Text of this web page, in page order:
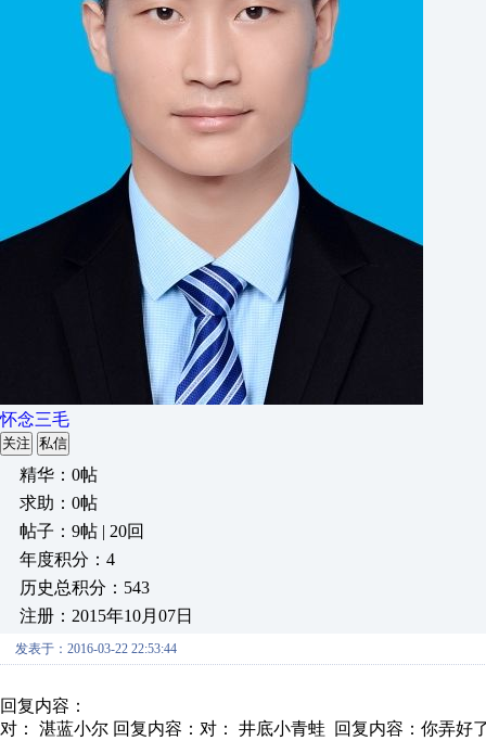
怀念三毛
关注 私信
精华：0帖
求助：0帖
帖子：9帖 | 20回
年度积分：4
历史总积分：543
注册：2015年10月07日
发表于：2016-03-22 22:53:44
回复内容：
对： 湛蓝小尔 回复内容：对： 井底小青蛙 回复内容：你弄好